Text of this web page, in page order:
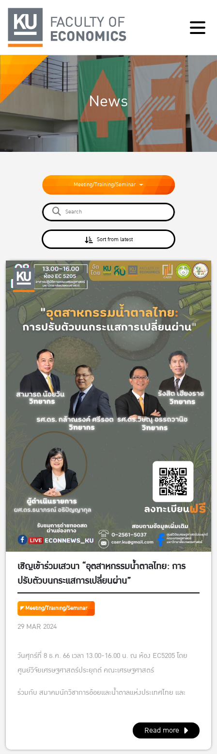
News
Meeting/Training/Seminar
Sort from latest
เชิญเข้าร่วมเสวนา “อุตสาหกรรมน้ำตาลไทย: การ
ปรับตัวบนกระแสการเปลี่ยนผ่าน”
Meeting/Training/Seminar
29 MAR 2024
วันศุกร์ที่ 8 ธ.ค. 66 เวลา 13.00-16.00 น. ณ ห้อง EC5205 โดย
ศูนย์วิจัยเศรษฐศาสตร์ประยุกต์ คณะเศรษฐศาสตร์
ร่วมกับ สมาคมนักวิชาการอ้อยและน้ำตาลแห่งประเทศไทย และ
Read more